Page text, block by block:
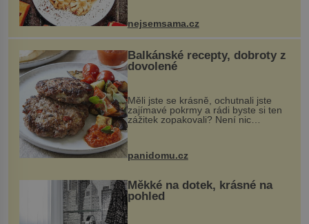
pokrmy, které rozhodně st...
nejsemsama.cz
Balkánské recepty, dobroty z
dovolené
Měli jste se krásně, ochutnali jste
zajímavé pokrmy a rádi byste si ten
zážitek zopakovali? Není nic
snazšího. Pljeskavica (10 porcí)
Možná jste ji ochutnali na dovolené v
panidomu.cz
Měkké na dotek, krásné na
pohled